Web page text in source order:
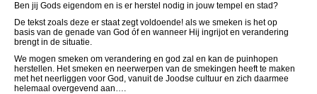
Ben jij Gods eigendom en is er herstel nodig in jouw tempel en stad?
De tekst zoals deze er staat zegt voldoende! als we smeken is het op
basis van de genade van God óf en wanneer Hij ingrijot en verandering
brengt in de situatie.
We mogen smeken om verandering en god zal en kan de puinhopen
herstellen. Het smeken en neerwerpen van de smekingen heeft te maken
met het neerliggen voor God, vanuit de Joodse cultuur en zich daarmee
helemaal overgevend aan….